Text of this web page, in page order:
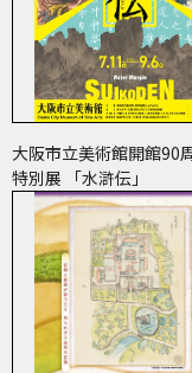
大阪市立美術館開館90
特別展 「水滸伝」